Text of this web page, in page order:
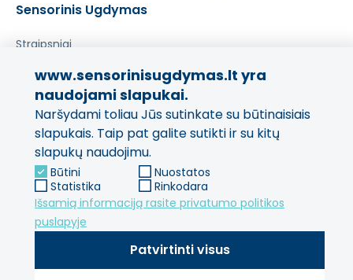
Sensorinis Ugdymas
Straipsniai
Pasidalinkite savo patirtimi!
Jūsų nuomonė svarbi mums
ir kitiems pirkėjams.
Palikti atsiliepimą
www.sensorinisugdymas.lt yra
naudojami slapukai.
Naršydami toliau Jūs sutinkate su būtinaisiais
slapukais. Taip pat galite sutikti ir su kitų
slapukų naudojimu.
Būtini
Nuostatos
Statistika
Rinkodara
Išsamią informaciją rasite privatumo politikos
puslapyje
Patvirtinti visus